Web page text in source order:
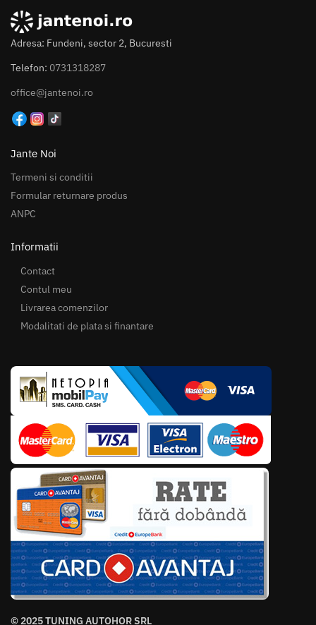
Adresa: Fundeni, sector 2, Bucuresti
Telefon: 0731318287
office@jantenoi.ro
Jante Noi
Termeni si conditii
Formular returnare produs
ANPC
Informatii
Contact
Contul meu
Livrarea comenzilor
Modalitati de plata si finantare
© 2025 TUNING AUTOHOR SRL